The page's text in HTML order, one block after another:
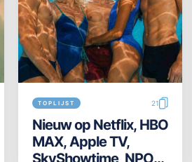
TOPLIJST 21
Nieuw op Netflix, HBO
MAX, Apple TV,
SkyShowtime, NPO